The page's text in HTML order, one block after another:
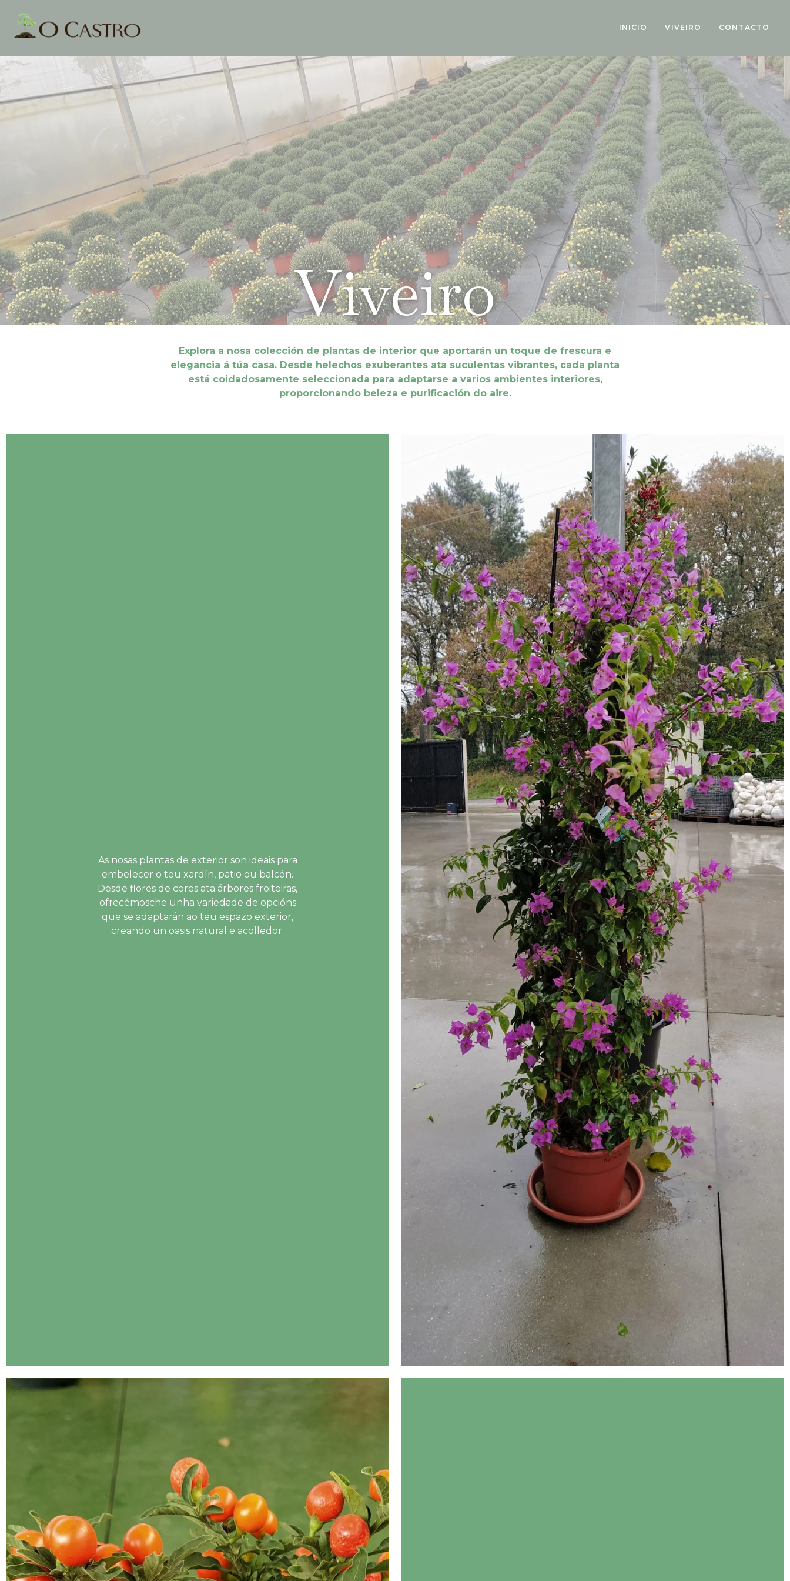
INICIO VIVEIRO CONTACTO
Viveiro
Explora a nosa colección de plantas de interior que aportarán un toque de frescura e
elegancia á túa casa. Desde helechos exuberantes ata suculentas vibrantes, cada planta
está coidadosamente seleccionada para adaptarse a varios ambientes interiores,
proporcionando beleza e purificación do aire.
As nosas plantas de exterior son ideais para
embelecer o teu xardín, patio ou balcón.
Desde flores de cores ata árbores froiteiras,
ofrecémosche unha variedade de opcións
que se adaptarán ao teu espazo exterior,
creando un oasis natural e acolledor.